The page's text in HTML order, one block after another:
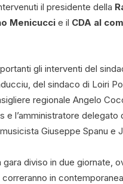
il presidente della
Menicucci e il CDA al
gli interventi del
del sindaco di Loiri
regionale Angelo
l’amministratore delegato
Giuseppe Spanu e
diviso in due giornate,
in